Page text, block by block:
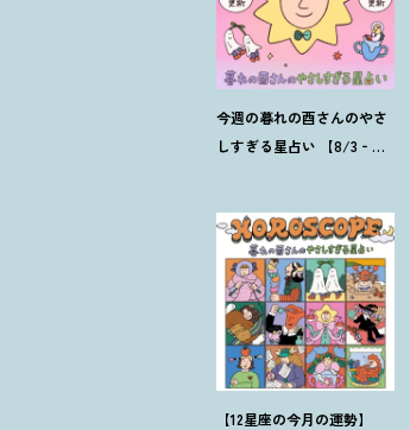
今週の暮れの酉さんのやさ
しすぎる星占い 【8/3‐
【12星座の今月の運勢】